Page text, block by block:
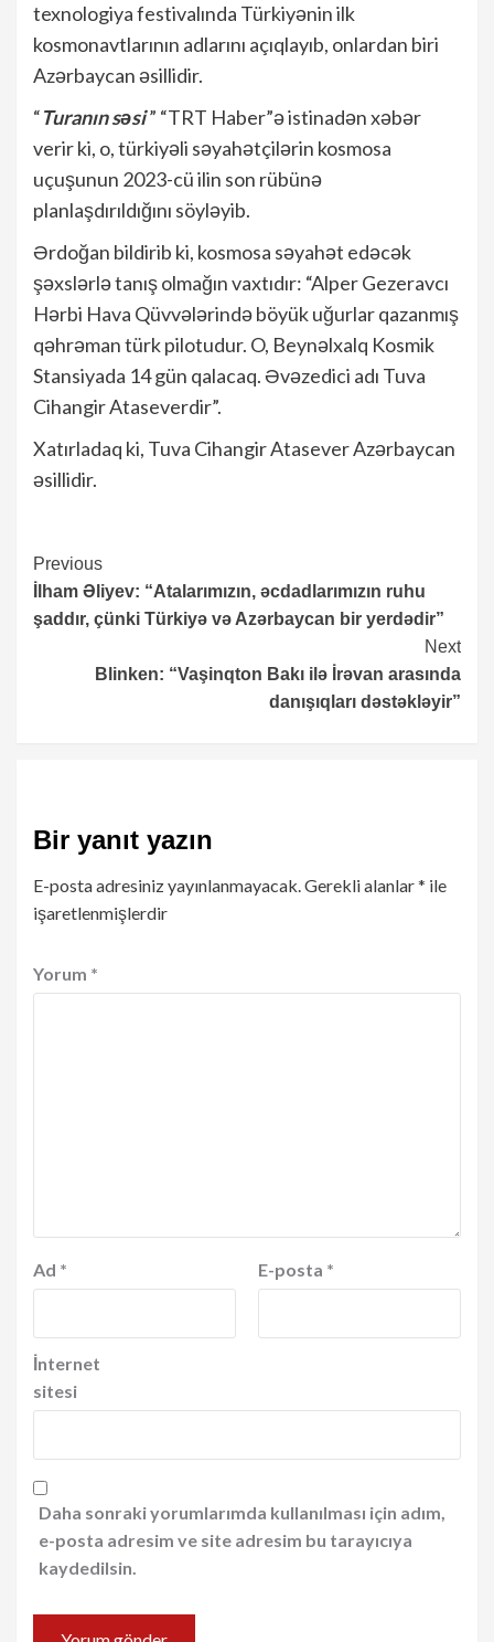
texnologiya festivalında Türkiyənin ilk
kosmonavtlarının adlarını açıqlayıb, onlardan biri
Azərbaycan əsillidir.
“Turanın səsi” “TRT Haber”ə istinadən xəbər
verir ki, o, türkiyəli səyahətçilərin kosmosa
uçuşunun 2023-cü ilin son rübünə
planlaşdırıldığını söyləyib.
Ərdoğan bildirib ki, kosmosa səyahət edəcək
şəxslərlə tanış olmağın vaxtıdır: “Alper Gezeravcı
Hərbi Hava Qüvvələrində böyük uğurlar qazanmış
qəhrəman türk pilotudur. O, Beynəlxalq Kosmik
Stansiyada 14 gün qalacaq. Əvəzedici adı Tuva
Cihangir Ataseverdir”.
Xatırladaq ki, Tuva Cihangir Atasever Azərbaycan
əsillidir.
Continue
Reading
Previous
İlham Əliyev: “Atalarımızın, əcdadlarımızın ruhu
şaddır, çünki Türkiyə və Azərbaycan bir yerdədir”
Next
Blinken: “Vaşinqton Bakı ilə İrəvan arasında
danışıqları dəstəkləyir”
Bir yanıt yazın
E-posta adresiniz yayınlanmayacak.Gerekli alanlar* ile
işaretlenmişlerdir
Yorum *
Ad * E-posta *
İnternet
sitesi
Daha sonraki yorumlarımda kullanılması için adım,
e-posta adresim ve site adresim bu tarayıcıya
kaydedilsin.